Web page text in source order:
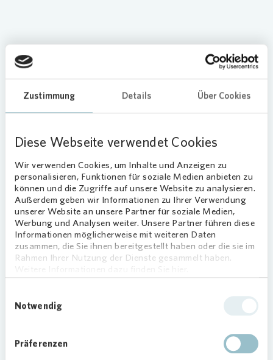
Zustimmung Details Über Cookies
Diese Webseite verwendet Cookies
Wir verwenden Cookies, um Inhalte und Anzeigen zu
personalisieren, Funktionen für soziale Medien anbieten zu
können und die Zugriffe auf unsere Website zu analysieren.
Außerdem geben wir Informationen zu Ihrer Verwendung
unserer Website an unsere Partner für soziale Medien,
Werbung und Analysen weiter. Unsere Partner führen diese
Informationen möglicherweise mit weiteren Daten
zusammen, die Sie ihnen bereitgestellt haben oder die sie im
Rahmen Ihrer Nutzung der Dienste gesammelt haben.
Notwendig
Präferenzen
Häufig gestellte Fragen zum
Winterdienst
Alle öffnen
Wie hoch sind die Kosten für den
Winterdienst-Service?
Die Kosten hängen von der Art und Größe
der Fläche sowie dem Leistungsumfang
ab. Wir erstellen Ihnen gerne ein
Über welches Winterdienst-
Gebäudeservices von Vonovia?
Winterdienst-Equipment, angefangen von